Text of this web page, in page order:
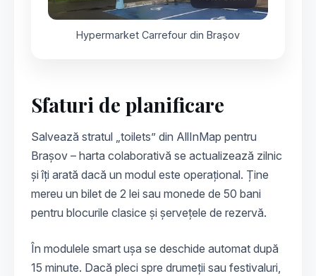
Hypermarket Carrefour din Brașov
Sfaturi de planificare
Salvează stratul „toilets” din AllInMap pentru
Brașov – harta colaborativă se actualizează zilnic
și îți arată dacă un modul este operațional. Ține
mereu un bilet de 2 lei sau monede de 50 bani
pentru blocurile clasice și șervețele de rezervă.
În modulele smart ușa se deschide automat după
15 minute. Dacă pleci spre drumeții sau festivaluri,